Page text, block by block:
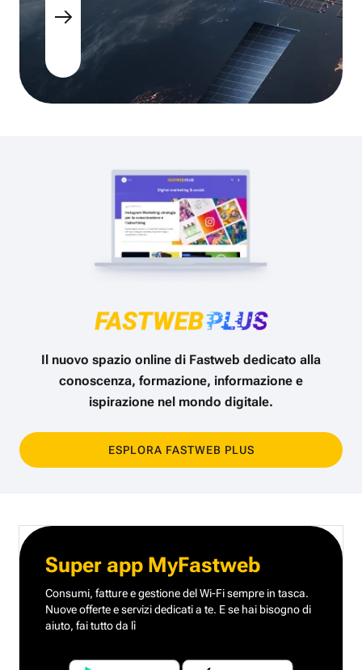
Il nuovo spazio online di Fastweb dedicato alla
conoscenza, formazione, informazione e
ispirazione nel mondo digitale.
ESPLORA FASTWEB PLUS
Super app MyFastweb
Consumi, fatture e gestione del Wi-Fi sempre in tasca.
Nuove offerte e servizi dedicati a te. E se hai bisogno di
aiuto, fai tutto da lì